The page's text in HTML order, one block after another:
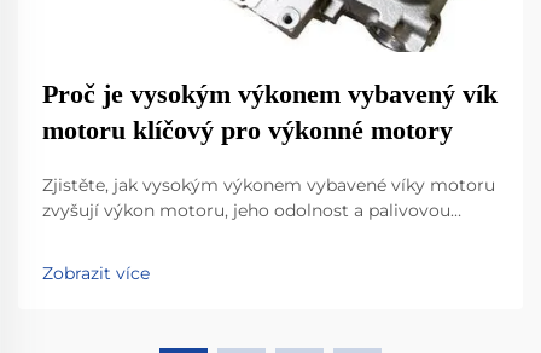
Proč je vysokým výkonem vybavený vík
motoru klíčový pro výkonné motory
Zjistěte, jak vysokým výkonem vybavené víky motoru
zvyšují výkon motoru, jeho odolnost a palivovou
principy pokročilých materiálů a optimalizace
proudění vzduchu. Podívejte se na reálná data a
Zobrazit více